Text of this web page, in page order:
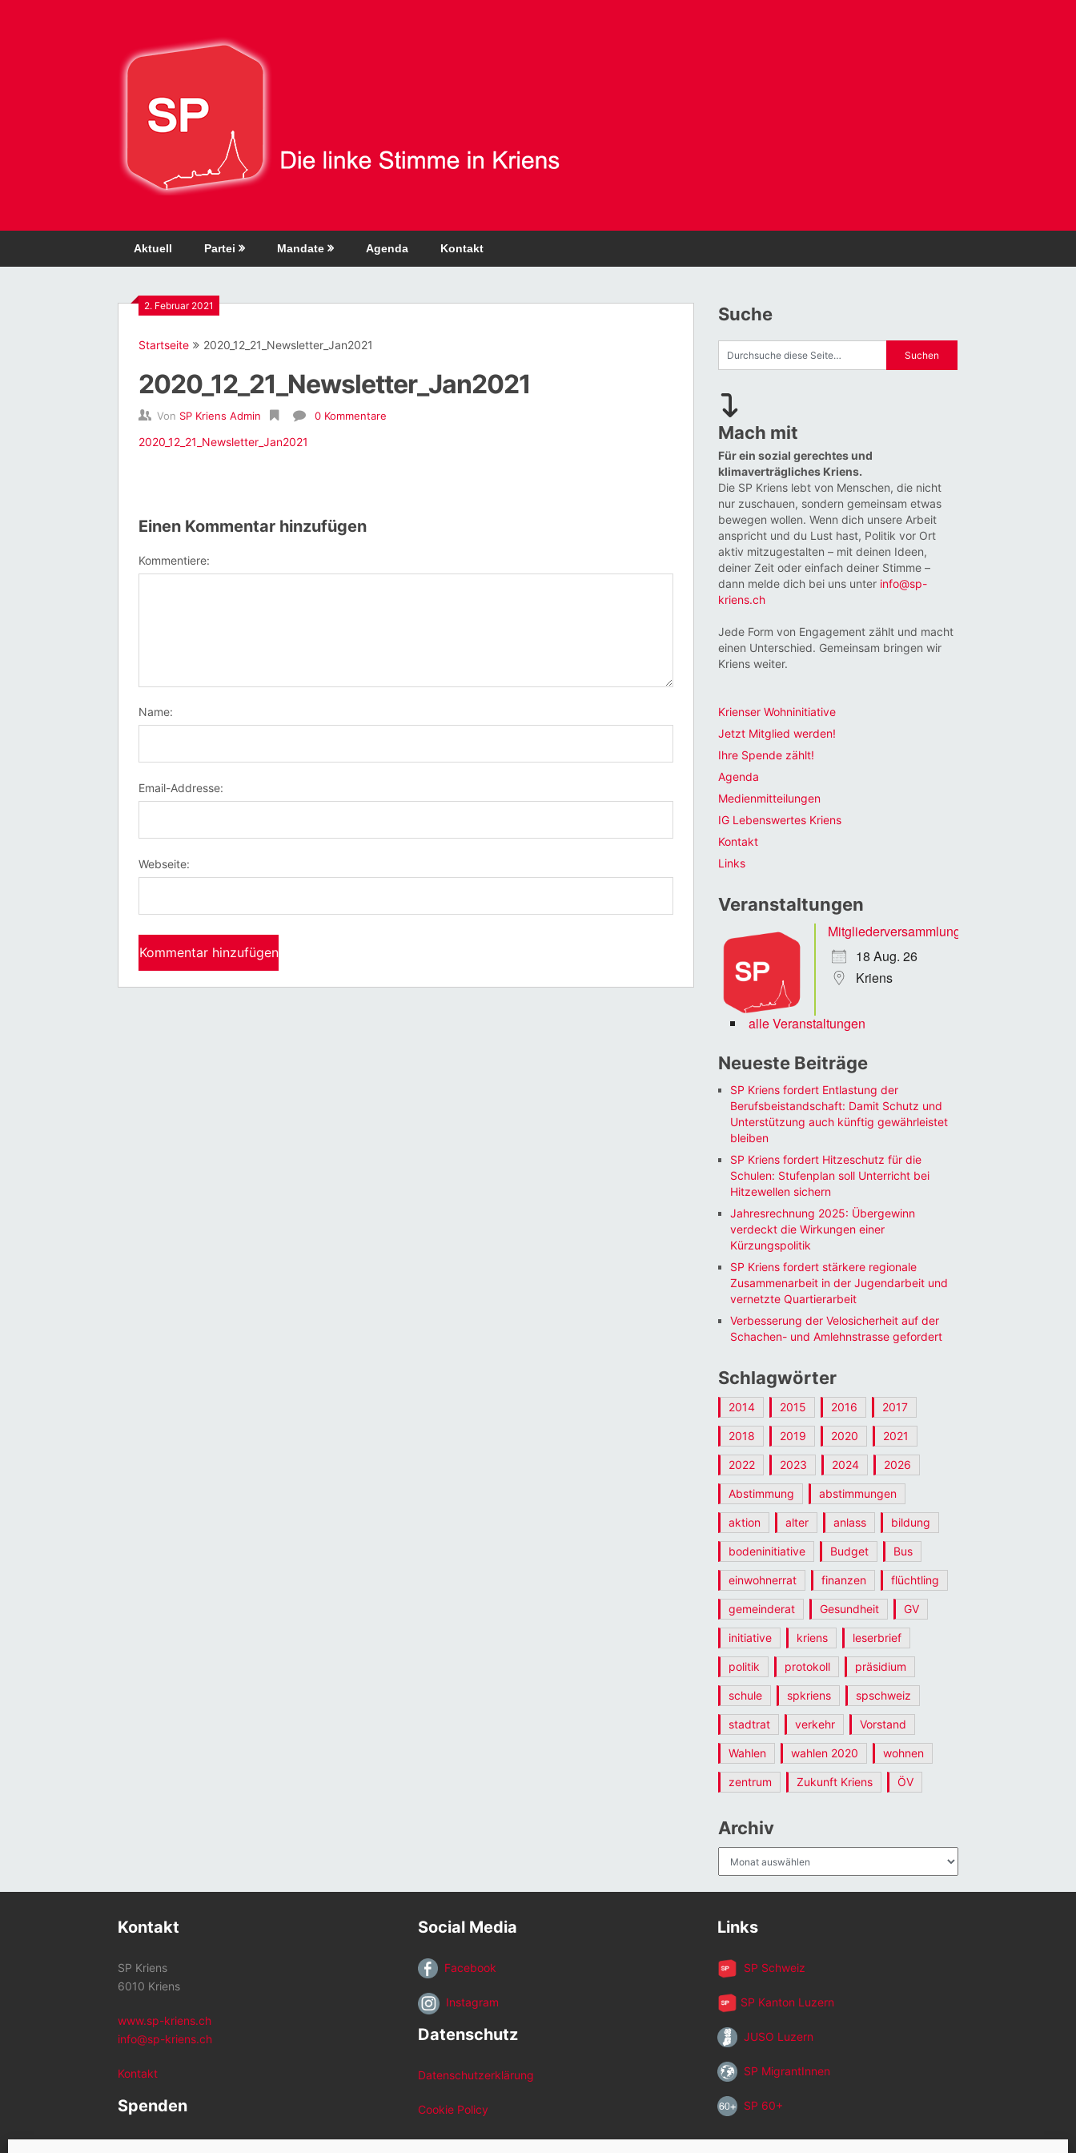
Aktuell Partei Mandate Agenda Kontakt
2. Februar 2021
Startseite 2020_12_21_Newsletter_Jan2021
2020_12_21_Newsletter_Jan2021
Von SP Kriens Admin 0 Kommentare
2020_12_21_Newsletter_Jan2021
Einen Kommentar hinzufügen
Kommentiere:
Name:
Email-Addresse:
Webseite:
Suche
Mach mit
Für ein sozial gerechtes und
klimaverträgliches Kriens.
Die SP Kriens lebt von Menschen, die nicht
nur zuschauen, sondern gemeinsam etwas
bewegen wollen. Wenn dich unsere Arbeit
anspricht und du Lust hast, Politik vor Ort
aktiv mitzugestalten – mit deinen Ideen,
deiner Zeit oder einfach deiner Stimme –
dann melde dich bei uns unter info@sp-
kriens.ch
Jede Form von Engagement zählt und macht
einen Unterschied. Gemeinsam bringen wir
Kriens weiter.
Krienser Wohninitiative
Jetzt Mitglied werden!
Ihre Spende zählt!
Agenda
Medienmitteilungen
IG Lebenswertes Kriens
Kontakt
Links
Veranstaltungen
Mitgliederversammlung
18 Aug. 26
Kriens
alle Veranstaltungen
Neueste Beiträge
SP Kriens fordert Entlastung der
Berufsbeistandschaft: Damit Schutz und
Unterstützung auch künftig gewährleistet
bleiben
SP Kriens fordert Hitzeschutz für die
Schulen: Stufenplan soll Unterricht bei
Hitzewellen sichern
Jahresrechnung 2025: Übergewinn
verdeckt die Wirkungen einer
Kürzungspolitik
SP Kriens fordert stärkere regionale
Zusammenarbeit in der Jugendarbeit und
vernetzte Quartierarbeit
Verbesserung der Velosicherheit auf der
Schachen- und Amlehnstrasse gefordert
Schlagwörter
2014 2015 2016 2017
2018 2019 2020 2021
2022 2023 2024 2026
Abstimmung abstimmungen
aktion alter anlass bildung
bodeninitiative Budget Bus
einwohnerrat finanzen flüchtling
gemeinderat Gesundheit GV
initiative kriens leserbrief
politik protokoll präsidium
schule spkriens spschweiz
stadtrat verkehr Vorstand
Wahlen wahlen 2020 wohnen
zentrum Zukunft Kriens ÖV
Archiv
Kontakt
SP Kriens
6010 Kriens
www.sp-kriens.ch
info@sp-kriens.ch
Kontakt
Spenden
Social Media
Facebook
Instagram
Datenschutz
Datenschutzerklärung
Cookie Policy
Links
SP Schweiz
SP Kanton Luzern
JUSO Luzern
SP MigrantInnen
SP 60+